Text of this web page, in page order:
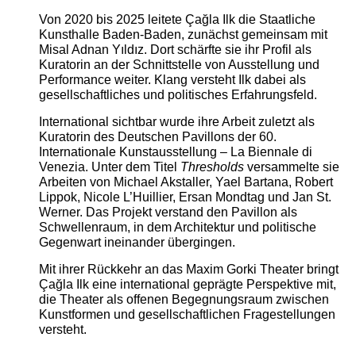
Von 2020 bis 2025 leitete Çağla Ilk die Staatliche
Kunsthalle Baden-Baden, zunächst gemeinsam mit
Misal Adnan Yıldız. Dort schärfte sie ihr Profil als
Kuratorin an der Schnittstelle von Ausstellung und
Performance weiter. Klang versteht Ilk dabei als
gesellschaftliches und politisches Erfahrungsfeld.
International sichtbar wurde ihre Arbeit zuletzt als
Kuratorin des Deutschen Pavillons der 60.
Internationale Kunstausstellung – La Biennale di
Venezia. Unter dem Titel Thresholdsversammelte sie
Arbeiten von Michael Akstaller, Yael Bartana, Robert
Lippok, Nicole L’Huillier, Ersan Mondtag und Jan St.
Werner. Das Projekt verstand den Pavillon als
Schwellenraum, in dem Architektur und politische
Gegenwart ineinander übergingen.
Mit ihrer Rückkehr an das Maxim Gorki Theater bringt
Çağla Ilk eine international geprägte Perspektive mit,
die Theater als offenen Begegnungsraum zwischen
Kunstformen und gesellschaftlichen Fragestellungen
versteht.